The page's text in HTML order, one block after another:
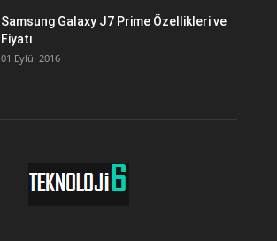
Samsung Galaxy J7 Prime Özellikleri ve
Fiyatı
01 Eylül 2016